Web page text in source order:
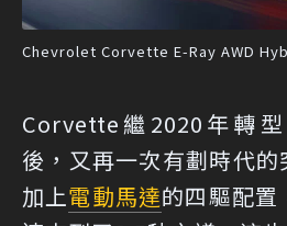
Chevrolet Corvette E-Ray AWD
Corvette繼2020年轉
後，又再一次有劃時代
加上電動馬達的四驅配